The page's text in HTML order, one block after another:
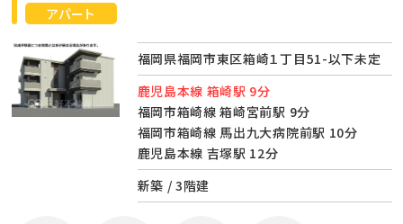
アパート
福岡県福岡市東区箱崎１丁目51-以下未定
鹿児島本線 箱崎駅 9分
福岡市箱崎線 箱崎宮前駅 9分
福岡市箱崎線 馬出九大病院前駅 10分
鹿児島本線 吉塚駅 12分
新築 / 3階建